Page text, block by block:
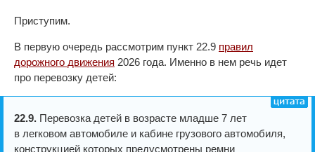
Приступим.
В первую очередь рассмотрим пункт 22.9 правил
дорожного движения 2026 года. Именно в нем речь идет
про перевозку детей:
22.9. Перевозка детей в возрасте младше 7 лет
в легковом автомобиле и кабине грузового автомобиля,
конструкцией которых предусмотрены ремни